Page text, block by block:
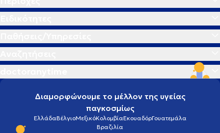
Διαμορφώνουμε το μέλλον της υγείας
παγκοσμίως
ΕλλάδαΒέλγιοΜεξικόΚολομβίαΕκουαδόρΓουατεμάλα
Βραζιλία